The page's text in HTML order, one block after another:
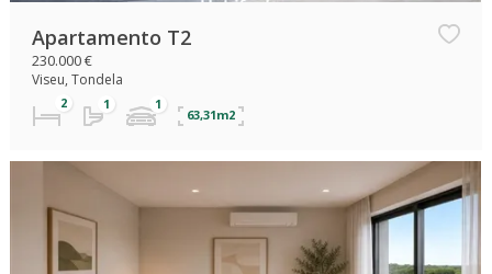
Apartamento T2
230.000 €
Viseu, Tondela
63,31m2